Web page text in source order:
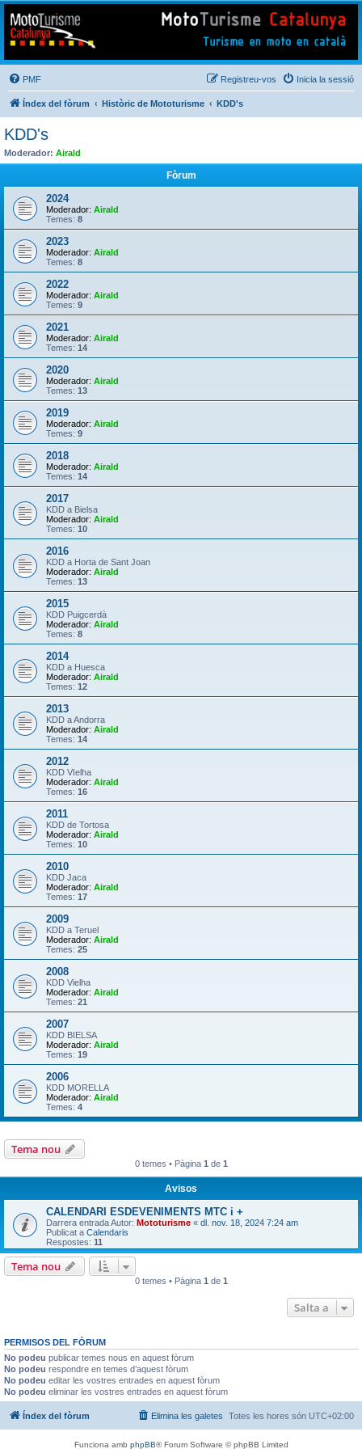
Mototurisme
Turisme en moto en català
PMF Inicia la sessió
Registreu-vos
Índex del fòrum Històric de Mototurisme KDD's
KDD's
Moderador: Airald
Fòrum
2024
Moderador: Airald
Temes: 8
2023
Moderador: Airald
Temes: 8
2022
Moderador: Airald
Temes: 9
2021
Moderador: Airald
Temes: 14
2020
Moderador: Airald
Temes: 13
2019
Moderador: Airald
Temes: 9
2018
Moderador: Airald
Temes: 14
2017
KDD a Bielsa
Moderador: Airald
Temes: 10
2016
KDD a Horta de Sant Joan
Moderador: Airald
Temes: 13
2015
KDD Puigcerdà
Moderador: Airald
Temes: 8
2014
KDD a Huesca
Moderador: Airald
Temes: 12
2013
KDD a Andorra
Moderador: Airald
Temes: 14
2012
KDD VIelha
Moderador: Airald
Temes: 16
2011
KDD de Tortosa
Moderador: Airald
Temes: 10
2010
KDD Jaca
Moderador: Airald
Temes: 17
2009
KDD a Teruel
Moderador: Airald
Temes: 25
2008
KDD Vielha
Moderador: Airald
Temes: 21
2007
KDD BIELSA
Moderador: Airald
Temes: 19
2006
KDD MORELLA
Moderador: Airald
Temes: 4
Tema nou
0 temes • Pàgina 1 de 1
Avisos
CALENDARI ESDEVENIMENTS MTC i +
Darrera entrada Autor: Mototurisme « dl. nov. 18, 2024 7:24 am
Publicat a Calendaris
Respostes: 11
Tema nou
0 temes • Pàgina 1 de 1
Salta a
PERMISOS DEL FÒRUM
No podeu publicar temes nous en aquest fòrum
No podeu respondre en temes d’aquest fòrum
No podeu editar les vostres entrades en aquest fòrum
No podeu eliminar les vostres entrades en aquest fòrum
Índex del fòrum Totes les hores són UTC+02:00
Elimina les galetes
Funciona amb phpBB® Forum Software © phpBB Limited